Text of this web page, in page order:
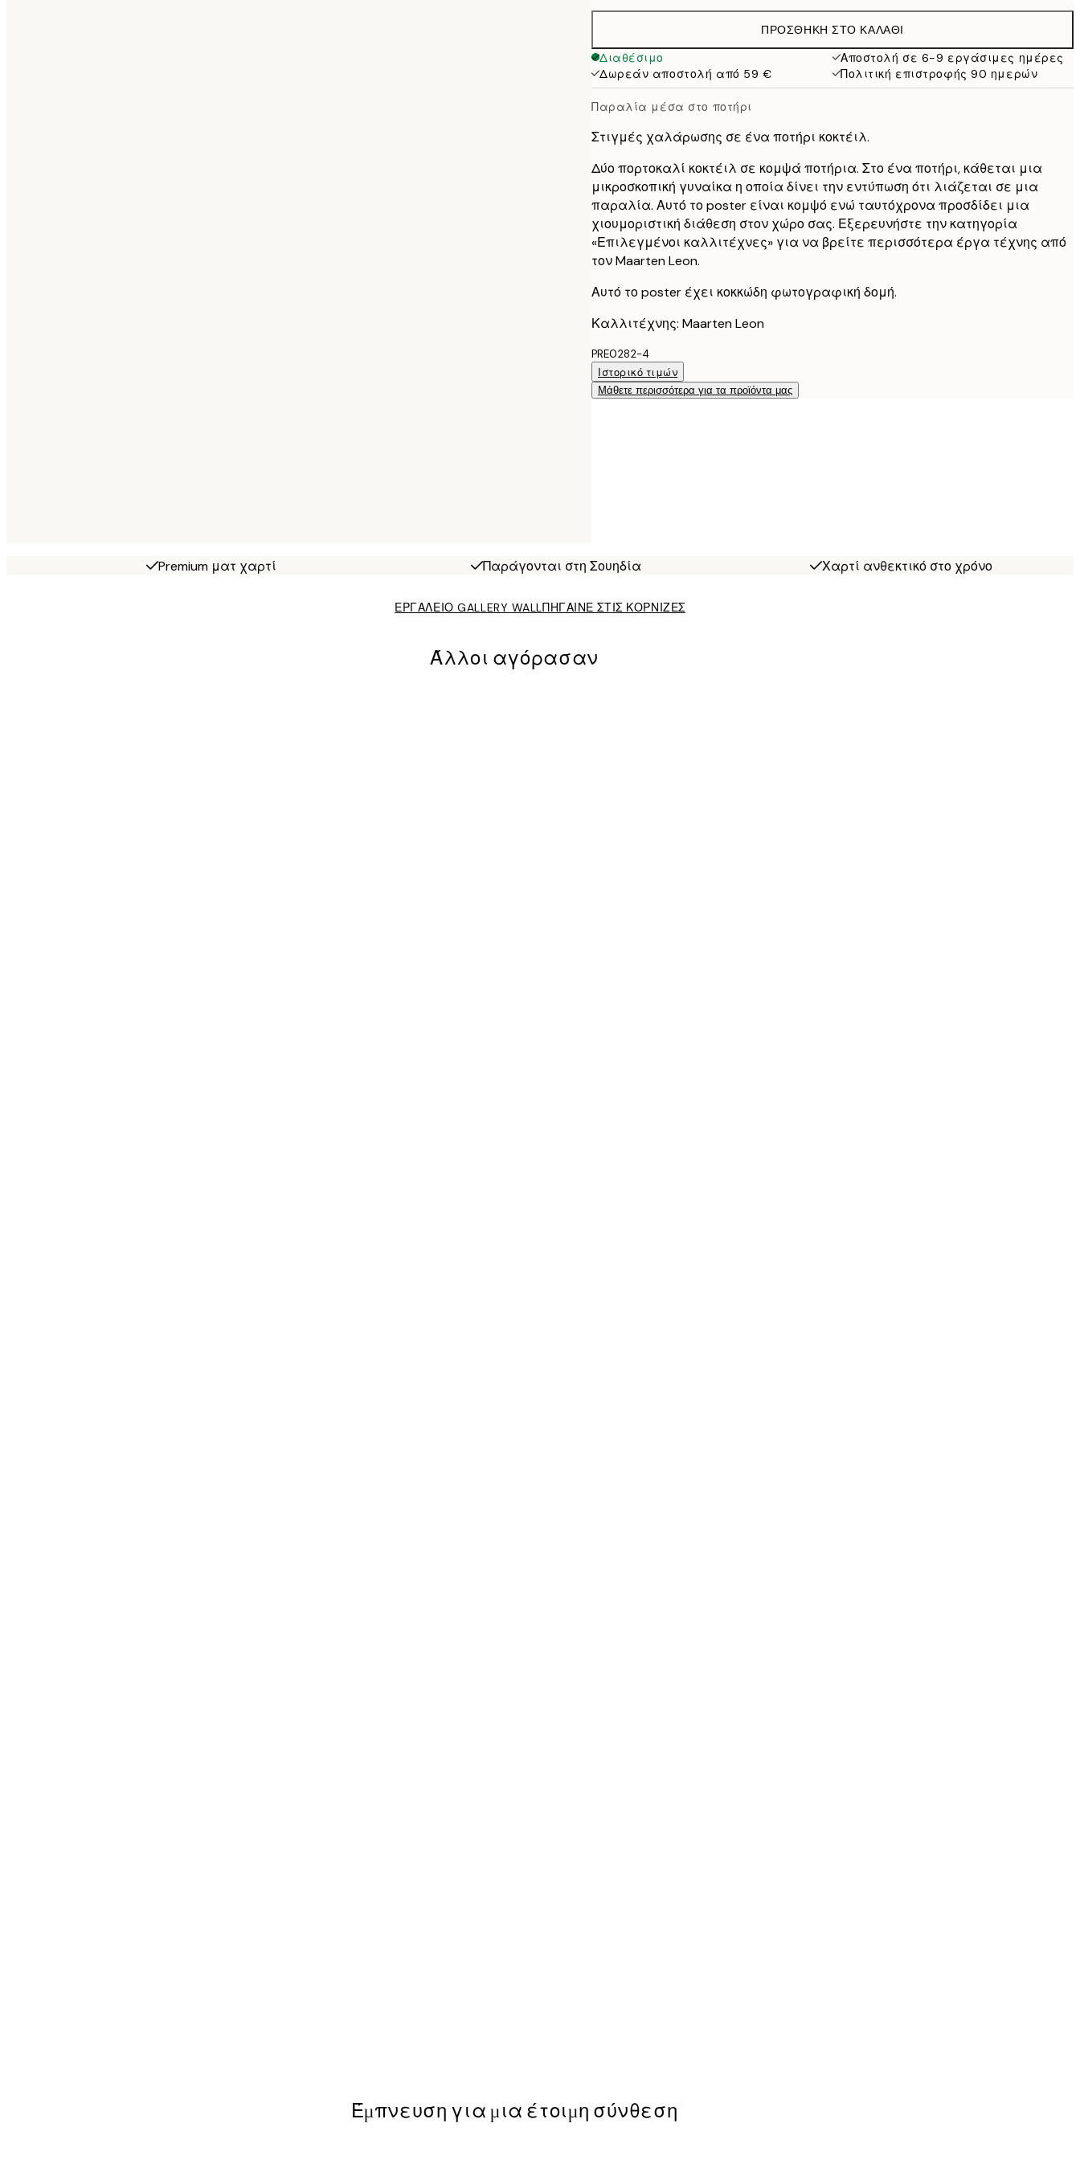
21,95 €
38 €
ΠΡΟΣΘΉΚΗ ΣΤΟ ΚΑΛΆΘΙ
Διαθέσιμο
Αποστολή σε 6-9 εργάσιμες ημέρες
Δωρεάν αποστολή από 59 €
Πολιτική επιστροφής 90 ημερών
Παραλία μέσα στο ποτήρι
Στιγμές χαλάρωσης σε ένα ποτήρι κοκτέιλ.
Δύο πορτοκαλί κοκτέιλ σε κομψά ποτήρια. Στο ένα ποτήρι, κάθεται μια
μικροσκοπική γυναίκα η οποία δίνει την εντύπωση ότι λιάζεται σε μια
παραλία. Αυτό το poster είναι κομψό ενώ ταυτόχρονα προσδίδει μια
χιουμοριστική διάθεση στον χώρο σας. Εξερευνήστε την κατηγορία
«Επιλεγμένοι καλλιτέχνες» για να βρείτε περισσότερα έργα τέχνης από
τον Maarten Leon.
Αυτό το poster έχει κοκκώδη φωτογραφική δομή.
Καλλιτέχνης: Maarten Leon
PRE0282-4
Ιστορικό τιμών
Μάθετε περισσότερα για τα προϊόντα μας
Premium ματ χαρτί Παράγονται στη Σουηδία Χαρτί ανθεκτικό στο χρόνο
ΕΡΓΑΛΕΙΟ GALLERY WALLΠΗΓΑΙΝΕ ΣΤΙΣ ΚΟΡΝΙΖΕΣ
Άλλοι αγόρασαν
Έμπνευση για μια έτοιμη σύνθεση